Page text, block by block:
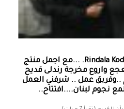
مؤمنة الشامي‏ مع ‏‎Rindala Kodeih‎‏. ...مع اجمل منتج
واروع مخرجة رندلى قديح
..وفريق عمل .. شرفني العمل
نجوم لبنان....افتتاح..